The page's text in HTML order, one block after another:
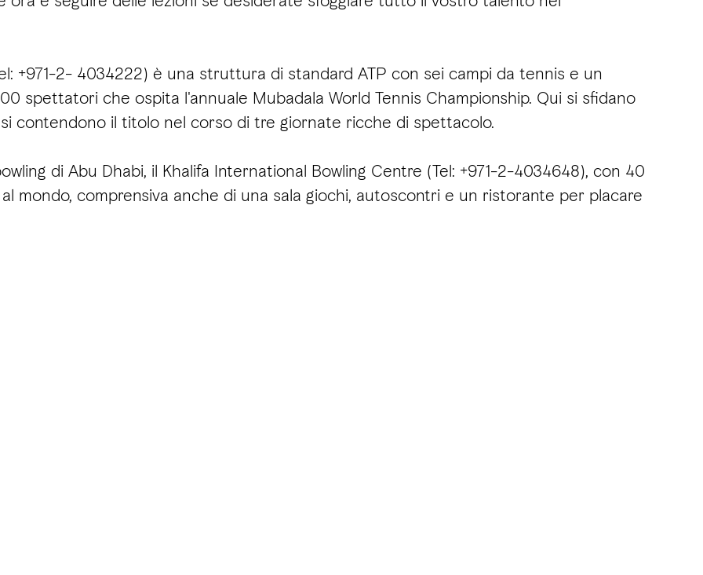
+971-2- 4034222) è una struttura di standard ATP con sei campi da tennis e un
spettatori che ospita l'annuale Mubadala World Tennis Championship. Qui si sfidano
contendono il titolo nel corso di tre giornate ricche di spettacolo.
di Abu Dhabi, il Khalifa International Bowling Centre (Tel: +971-2-4034648), con 40
mondo, comprensiva anche di una sala giochi, autoscontri e un ristorante per placare